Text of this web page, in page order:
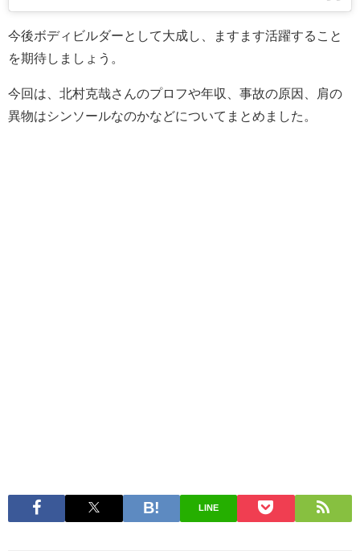
今後ボディビルダーとして大成し、ますます活躍すること
を期待しましょう。
今回は、北村克哉さんのプロフや年収、事故の原因、肩の
異物はシンソールなのかなどについてまとめました。
LINE